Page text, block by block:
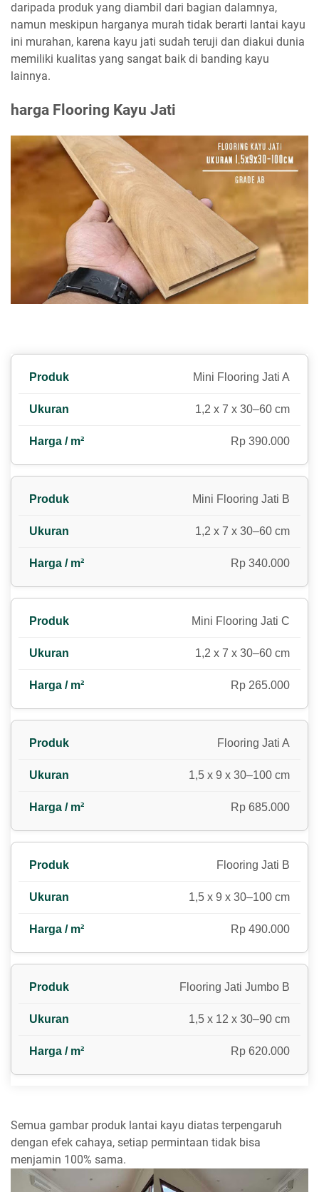
daripada produk yang diambil dari bagian dalamnya,
namun meskipun harganya murah tidak berarti lantai kayu
ini murahan, karena kayu jati sudah teruji dan diakui dunia
memiliki kualitas yang sangat baik di banding kayu
lainnya.
harga Flooring Kayu Jati
Mini Flooring Jati A
1,2 x 7 x 30–60 cm
Rp 390.000
Mini Flooring Jati B
1,2 x 7 x 30–60 cm
Rp 340.000
Mini Flooring Jati C
1,2 x 7 x 30–60 cm
Rp 265.000
Flooring Jati A
1,5 x 9 x 30–100 cm
Rp 685.000
Flooring Jati B
1,5 x 9 x 30–100 cm
Rp 490.000
Flooring Jati Jumbo B
1,5 x 12 x 30–90 cm
Rp 620.000
Semua gambar produk lantai kayu diatas terpengaruh
dengan efek cahaya, setiap permintaan tidak bisa
menjamin 100% sama.